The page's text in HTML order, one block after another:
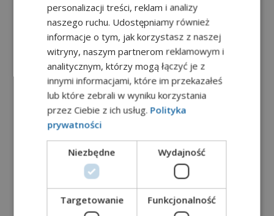
Postgraduate
A Psychological
Approach to Media
Management
A Psychological Approach to Media
personalizacji treści, reklam i analizy
naszego ruchu. Udostępniamy również
informacje o tym, jak korzystasz z naszej
witryny, naszym partnerom reklamowym i
analitycznym, którzy mogą łączyć je z
innymi informacjami, które im przekazałeś
lub które zebrali w wyniku korzystania
przez Ciebie z ich usług. Polityka
prywatności
Niezbędne Wydajność
Targetowanie Funkcjonalność